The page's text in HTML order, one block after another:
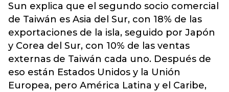
Sun explica que el segundo socio comercial
de Taiwán es Asia del Sur, con 18% de las
exportaciones de la isla, seguido por Japón
y Corea del Sur, con 10% de las ventas
externas de Taiwán cada uno. Después de
eso están Estados Unidos y la Unión
Europea, pero América Latina y el Caribe,